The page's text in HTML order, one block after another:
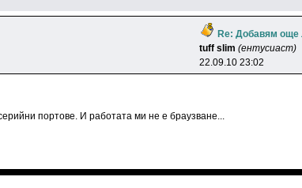
Re: Добавям още
tuff slim (ентусиаст)
22.09.10 23:02
портове. И работата ми не е браузване...